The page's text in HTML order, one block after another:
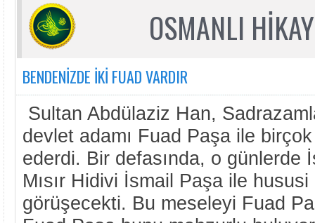
OSMANLI
BENDENİZDE İKİ FUAD VARDIR
Sultan Abdülaziz Han,
devlet adamı Fuad Paşa ile
ederdi. Bir defasında, o günlerde
Mısır Hidivi İsmail Paşa ile
görüşecekti. Bu meseleyi Fuad